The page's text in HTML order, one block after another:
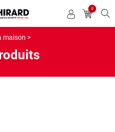
0
maison >